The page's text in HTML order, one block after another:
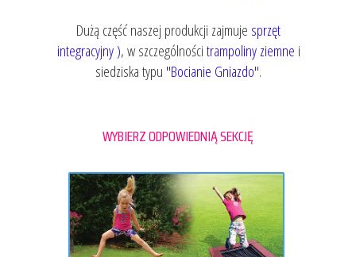
WYBIERZ ODPOWIEDNIĄ SEKCJĘ
Dużą część naszej produkcji zajmuje sprzęt
integracyjny ), w szczególnościtrampoliny ziemne i
siedziska typu "Bocianie Gniazdo".